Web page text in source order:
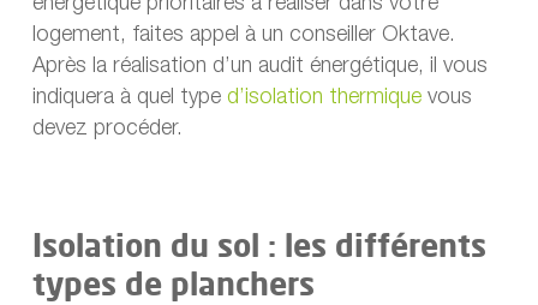
énergétique prioritaires à réaliser dans votre
logement, faites appel à un conseiller Oktave.
Après la réalisation d’un audit énergétique, il vous
indiquera à quel type d’isolation thermiquevous
devez procéder.
Isolation du sol : les différents
types de planchers